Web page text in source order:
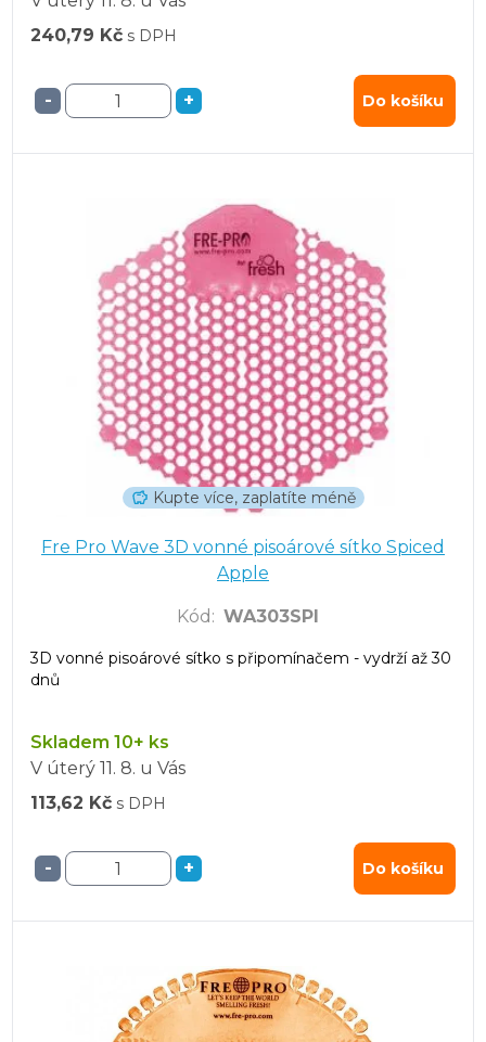
240,79 Kč s DPH
- + Do košíku
Kupte více, zaplatíte méně
Fre Pro Wave 3D vonné pisoárové sítko Spiced
Apple
Kód : WA303SPI
3D vonné pisoárové sítko s připomínačem - vydrží až 30
dnů
Skladem 10+ ks
V úterý 11. 8. u Vás
113,62 Kč s DPH
- + Do košíku